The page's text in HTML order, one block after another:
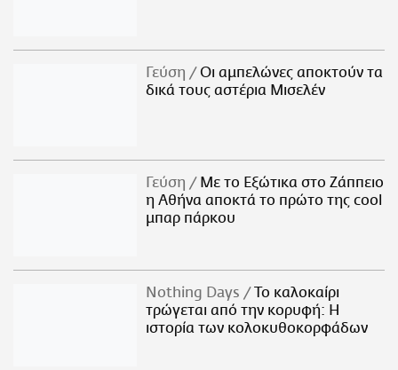
Γεύση
Οι αμπελώνες αποκτούν τα
δικά τους αστέρια Μισελέν
Γεύση
Με το Εξώτικα στο Ζάππειο
η Αθήνα αποκτά το πρώτο της cool
μπαρ πάρκου
Nothing Days
Το καλοκαίρι
τρώγεται από την κορυφή: H
ιστορία των κολοκυθοκορφάδων